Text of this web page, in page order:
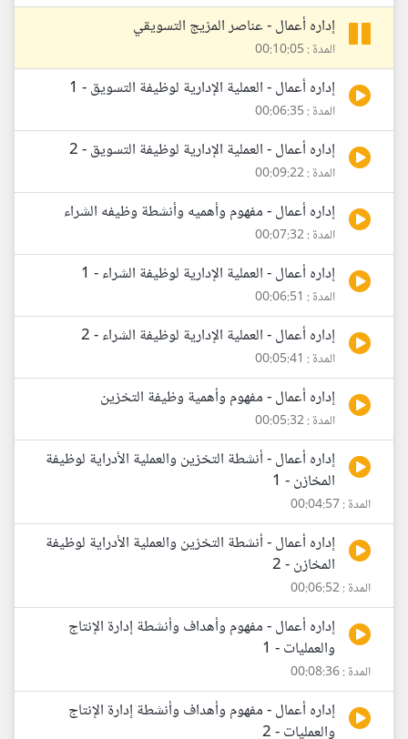
إداره أعمال - عناصر المزيج التسويقي
المدة : 00:10:05
إداره أعمال - العملية الإدارية لوظيفة التسويق - 1
المدة : 00:06:35
إداره أعمال - العملية الإدارية لوظيفة التسويق - 2
المدة : 00:09:22
إداره أعمال - مفهوم وأهميه وأنشطة وظيفه الشراء
المدة : 00:07:32
إداره أعمال - العملية الإدارية لوظيفة الشراء - 1
المدة : 00:06:51
إداره أعمال - العملية الإدارية لوظيفة الشراء - 2
المدة : 00:05:41
إداره أعمال - مفهوم وأهمية وظيفة التخزين
المدة : 00:05:32
إداره أعمال - أنشطة التخزين والعملية الأدراية لوظيفة
المخازن - 1
المدة : 00:04:57
إداره أعمال - أنشطة التخزين والعملية الأدراية لوظيفة
المخازن - 2
المدة : 00:06:52
إداره أعمال - مفهوم وأهداف وأنشطة إدارة الإنتاج
والعمليات - 1
المدة : 00:08:36
إداره أعمال - مفهوم وأهداف وأنشطة إدارة الإنتاج
والعمليات - 2